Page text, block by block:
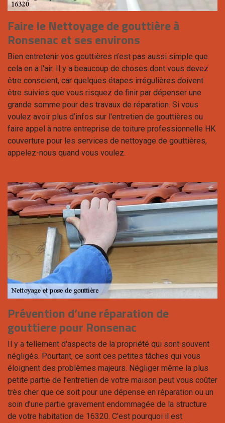
Faire le Nettoyage de gouttière à
Ronsenac et ses environs
Bien entretenir vos gouttières n’est pas aussi simple que
cela en a l'air. Il y a beaucoup de choses dont vous devez
être conscient, car quelques étapes irrégulières doivent
être suivies que vous risquez de finir par dépenser une
grande somme pour des travaux de réparation. Si vous
voulez avoir plus d’infos sur l'entretien de gouttières ou
faire appel à notre entreprise de toiture professionnelle HK
couverture pour les services de nettoyage de gouttières,
appelez-nous quand vous voulez.
Prévention d’une réparation de
gouttiere pour Ronsenac
Il y a tellement d'aspects de la propriété qui sont souvent
négligés. Pourtant, ce sont ces petites tâches qui vous
éloignent des problèmes majeurs. Négliger même la plus
petite partie de l’entretien de votre maison peut vous coûter
très cher que ce soit pour une dépense en réparation ou un
soin d’une partie gravement endommagée de la structure
de votre habitation de 16320. C’est pourquoi il est